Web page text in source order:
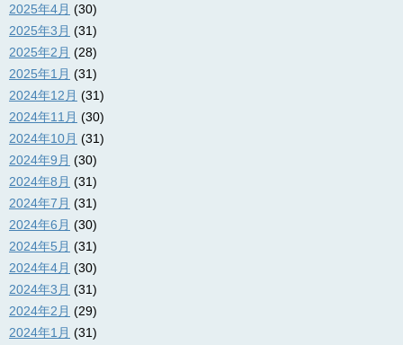
2025年4月 (30)
2025年3月 (31)
2025年2月 (28)
2025年1月 (31)
2024年12月 (31)
2024年11月 (30)
2024年10月 (31)
2024年9月 (30)
2024年8月 (31)
2024年7月 (31)
2024年6月 (30)
2024年5月 (31)
2024年4月 (30)
2024年3月 (31)
2024年2月 (29)
2024年1月 (31)